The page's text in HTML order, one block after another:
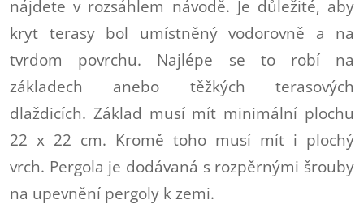
nájdete v rozsáhlem návodě. Je důležité, aby
kryt terasy bol umístněný vodorovně a na
tvrdom povrchu. Najlépe se to robí na
základech anebo těžkých terasových
dlaždicích. Základ musí mít minimální plochu
22 x 22 cm. Kromě toho musí mít i plochý
vrch. Pergola je dodávaná s rozpěrnými šrouby
na upevnění pergoly k zemi.